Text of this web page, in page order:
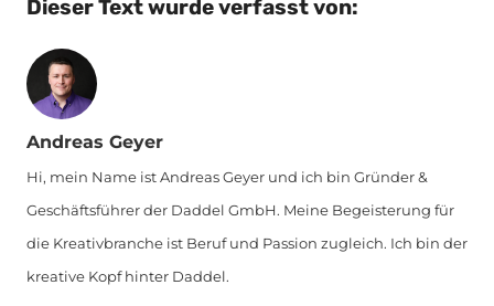
Dieser Text wurde verfasst von:
Andreas Geyer
Hi, mein Name ist Andreas Geyer und ich bin Gründer &
Geschäftsführer der Daddel GmbH. Meine Begeisterung für
die Kreativbranche ist Beruf und Passion zugleich. Ich bin der
kreative Kopf hinter Daddel.